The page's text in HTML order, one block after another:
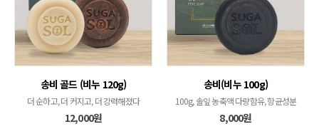
송비 골드 (비누 120g)
더 순하고, 더 커지고, 더 강력해졌다
12,000원
송비(비누 100g)
100g, 솔잎 농축액 다량함유, 항균성분
8,000원